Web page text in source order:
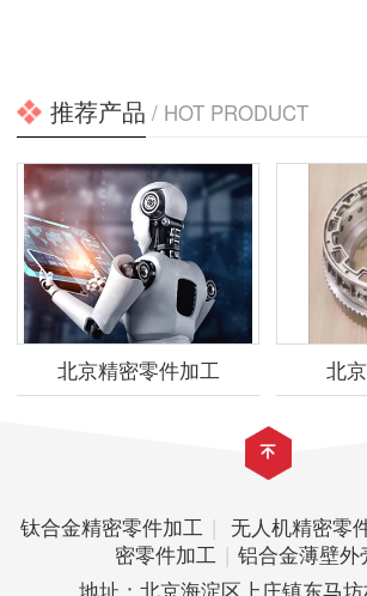
推荐产品 / HOT PRODUCT
北京精密零件加工 北
钛合金精密零件加工 | 无人机精密零
密零件加工 | 铝合金薄壁外
地址：北京海淀区上庄镇东马